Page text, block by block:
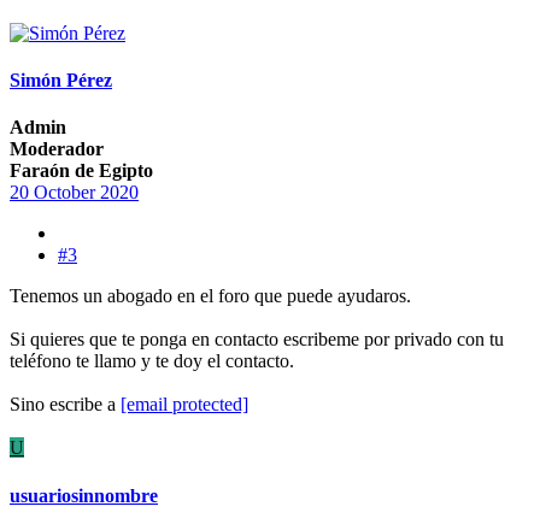
Simón Pérez
Admin
Moderador
Faraón de Egipto
20 October 2020
#3
Tenemos un abogado en el foro que puede ayudaros.
Si quieres que te ponga en contacto escribeme por privado con tu
teléfono te llamo y te doy el contacto.
Sino escribe a [email protected]
U
usuariosinnombre